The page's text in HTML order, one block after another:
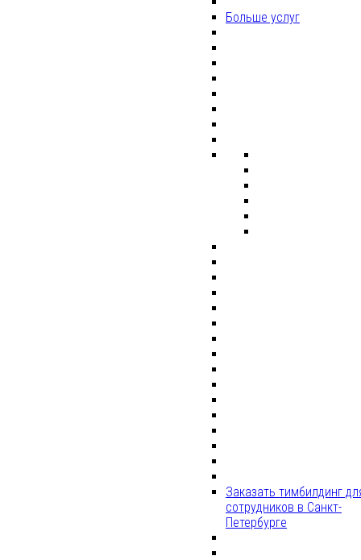
Больше услуг
Заказать тимбилдинг
сотрудников в Санкт-
Петербурге